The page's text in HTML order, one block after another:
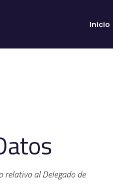
Inicio
relativo al Delegado de